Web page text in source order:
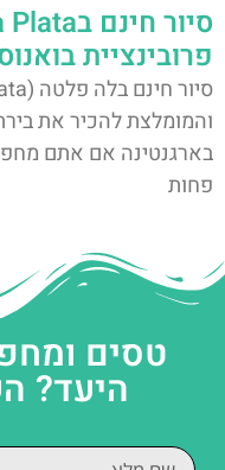
פרובינציית
והמומלצת להכיר את
בארגנטינה אם אתם
פחות
טסים
היעד?